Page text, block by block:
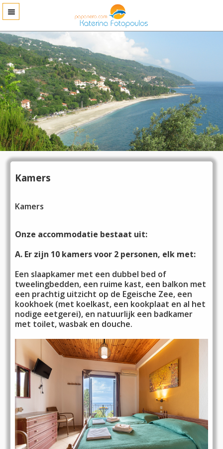
Kamers
Kamers
Onze accommodatie bestaat uit:
A. Er zijn 10 kamers voor 2 personen, elk met:
Een slaapkamer met een dubbel bed of
tweelingbedden, een ruime kast, een balkon met
een prachtig uitzicht op de Egeische Zee, een
kookhoek (met koelkast, een kookplaat en al het
nodige eetgerei), en natuurlijk een badkamer
met toilet, wasbak en douche.